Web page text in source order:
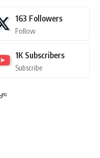
163 Followers
Follow
1K Subscribers
Subscribe